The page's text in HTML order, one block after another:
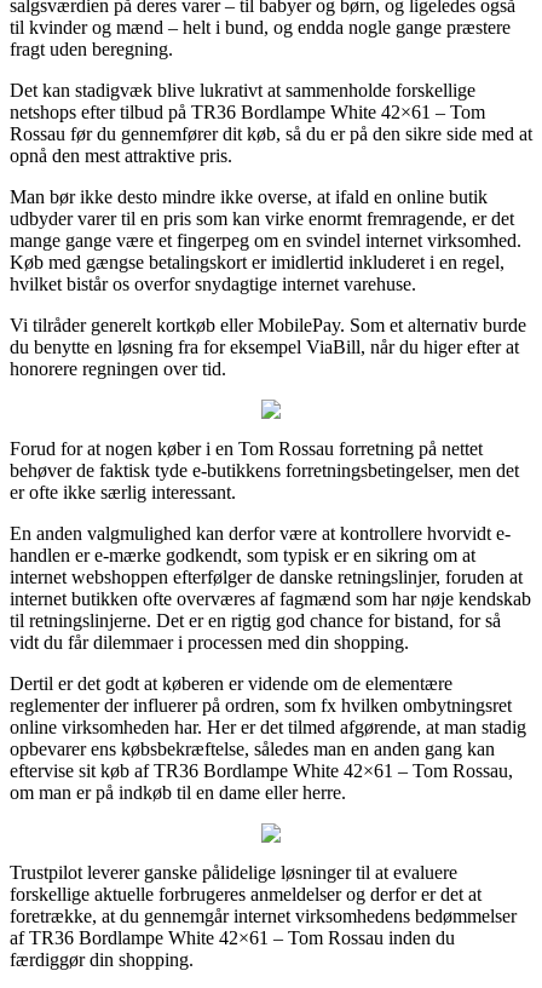
salgsværdien på deres varer – til babyer og børn, og ligeledes også
til kvinder og mænd – helt i bund, og endda nogle gange præstere
fragt uden beregning.
Det kan stadigvæk blive lukrativt at sammenholde forskellige
netshops efter tilbud på TR36 Bordlampe White 42×61 – Tom
Rossau før du gennemfører dit køb, så du er på den sikre side med at
opnå den mest attraktive pris.
Man bør ikke desto mindre ikke overse, at ifald en online butik
udbyder varer til en pris som kan virke enormt fremragende, er det
mange gange være et fingerpeg om en svindel internet virksomhed.
Køb med gængse betalingskort er imidlertid inkluderet i en regel,
hvilket bistår os overfor snydagtige internet varehuse.
Vi tilråder generelt kortkøb eller MobilePay. Som et alternativ burde
du benytte en løsning fra for eksempel ViaBill, når du higer efter at
honorere regningen over tid.
Forud for at nogen køber i en Tom Rossau forretning på nettet
behøver de faktisk tyde e-butikkens forretningsbetingelser, men det
er ofte ikke særlig interessant.
En anden valgmulighed kan derfor være at kontrollere hvorvidt e-
handlen er e-mærke godkendt, som typisk er en sikring om at
internet webshoppen efterfølger de danske retningslinjer, foruden at
internet butikken ofte overværes af fagmænd som har nøje kendskab
til retningslinjerne. Det er en rigtig god chance for bistand, for så
vidt du får dilemmaer i processen med din shopping.
Dertil er det godt at køberen er vidende om de elementære
reglementer der influerer på ordren, som fx hvilken ombytningsret
online virksomheden har. Her er det tilmed afgørende, at man stadig
opbevarer ens købsbekræftelse, således man en anden gang kan
eftervise sit køb af TR36 Bordlampe White 42×61 – Tom Rossau,
om man er på indkøb til en dame eller herre.
Trustpilot leverer ganske pålidelige løsninger til at evaluere
forskellige aktuelle forbrugeres anmeldelser og derfor er det at
foretrække, at du gennemgår internet virksomhedens bedømmelser
af TR36 Bordlampe White 42×61 – Tom Rossau inden du
færdiggør din shopping.